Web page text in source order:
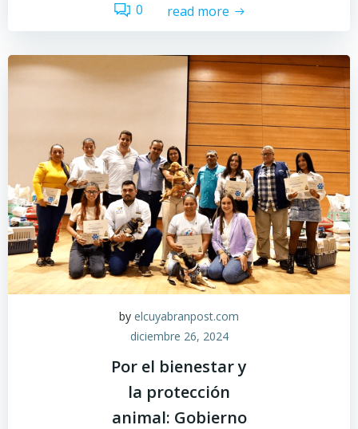
0 read more
by elcuyabranpost.com
diciembre 26, 2024
Por el bienestar y
la protección
animal: Gobierno